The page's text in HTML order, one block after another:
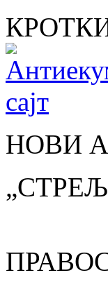
НОВИ